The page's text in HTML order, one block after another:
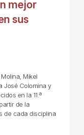
mejor
sus
Mikel
José Colomina y
en la 11.ª
de la
de cada disciplina